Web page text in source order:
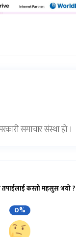
समाचार संस्था हो ।
कस्तो महसुस भयो ?
0%